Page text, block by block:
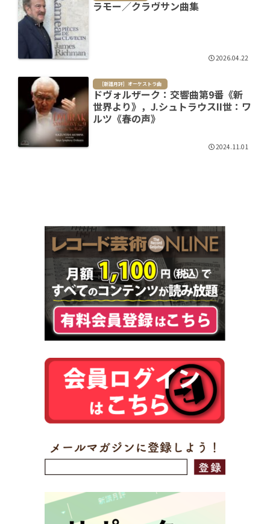
ラモー／クラヴサン曲集
2026.04.22
［新譜月評］オーケストラ曲
ドヴォルザーク：交響曲第9番《新
世界より》，J.シュトラウスII世：ワ
ルツ《春の声》
2024.11.01